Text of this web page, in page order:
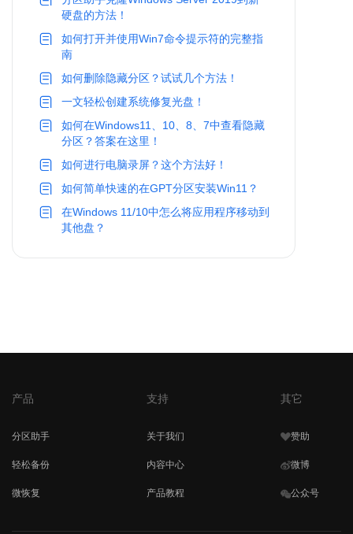
硬盘的方法！
如何打开并使用Win7命令提示符的完整指
南
如何删除隐藏分区？试试几个方法！
一文轻松创建系统修复光盘！
如何在Windows11、10、8、7中查看隐藏
分区？答案在这里！
如何进行电脑录屏？这个方法好！
如何简单快速的在GPT分区安装Win11？
在Windows 11/10中怎么将应用程序移动到
其他盘？
产品
分区助手
轻松备份
微恢复
支持
关于我们
内容中心
产品教程
其它
赞助
微博
公众号